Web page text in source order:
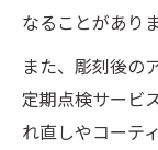
なることがありま
また、彫刻後の
定期点検サービ
れ直しやコーテ